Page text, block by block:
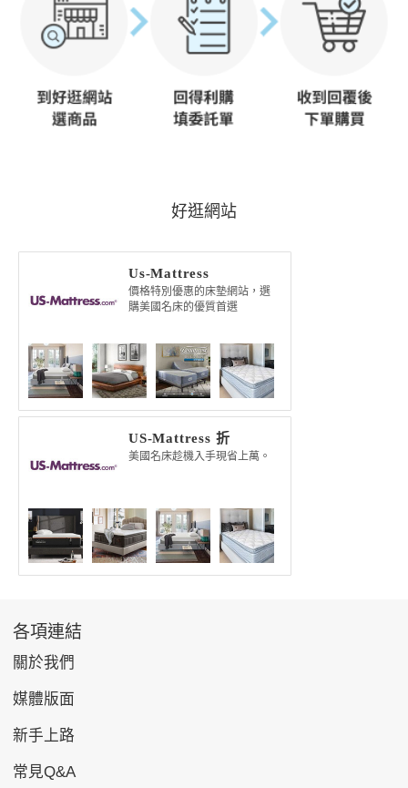
好逛網站
Us-Mattress
價格特別優惠的床墊網站，選
購美國名床的優質首選
US-Mattress 折
扣專區
美國名床趁機入手現省上萬。
各項連結
關於我們
媒體版面
新手上路
常見Q&A